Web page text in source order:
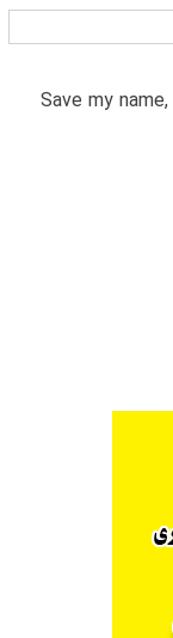
Save my